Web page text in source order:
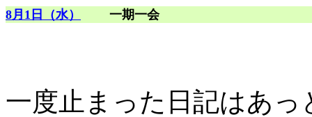
8月1日（水） 一期一会
一度止まった日記はあ